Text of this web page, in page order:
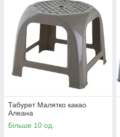
Табурет Малятко какао
Алеана
Більше 10 од.